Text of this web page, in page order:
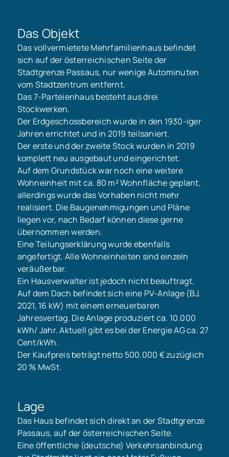
Das Objekt
Das vollvermietete Mehrfamilienhaus befindet
sich auf der österreichischen Seite der
Stadtgrenze Passaus, nur wenige Autominuten
vom Stadtzentrum entfernt.
Das 7-Parteienhaus besteht aus drei
Stockwerken.
Der Erdgeschossbereich wurde in den 1930-iger
Jahren errichtet und in 2019 teilsaniert.
Der erste und der zweite Stock wurden in 2019
komplett neu ausgebaut und eingerichtet.
Auf dem Grundstück war noch eine weitere
Wohneinheit mit ca. 80 m² Wohnfläche geplant,
allerdings wurde das Vorhaben nicht mehr
realisiert. Die Baugenehmigungen und Pläne
liegen vor, nach Bedarf können diese gerne
übernommen werden.
Eine Teilungserklärung wurde ebenfalls
angefertigt. Alle Wohneinheiten sind einzeln
veräußerbar.
Ein Hausverwalter ist jedoch nicht beauftragt.
Auf dem Dach befindet sich eine PV-Anlage (BJ.
2021, 16 kW) mit einem erneuerbaren
Jahresvertag. Die Anlage produziert ca. 10.000
kWh/ Jahr. Aktuell gibt es bei der Energie AG ca. 27
Cent/kWh.
Der Kaufpreis beträgt netto 500.000 € zuzüglich
20 % MwSt.
Lage
Das Haus befindet sich direkt an der Stadtgrenze
Passaus, auf der österreichischen Seite.
Eine öffentliche (deutsche) Verkehrsanbindung